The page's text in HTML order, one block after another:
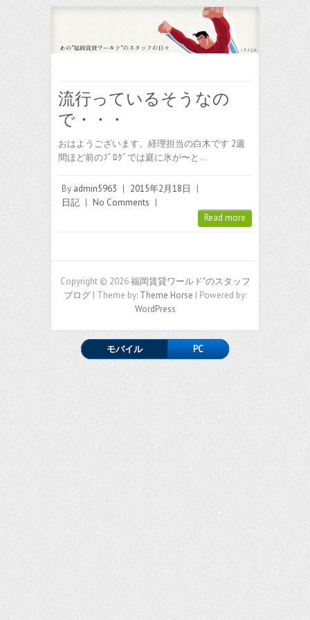
流行っているそうなの
で・・・
おはようございます。経理担当の白木です 2週
間ほど前のﾌﾞﾛｸﾞでは庭に氷が〜と…
By admin5963 | 2015年2月18日
|
日記 | No Comments |
Read more
Copyright © 2026福岡賃貸ワールド"のスタッフ
ブログ | Theme by: Theme Horse | Powered by:
WordPress
モバイル PC